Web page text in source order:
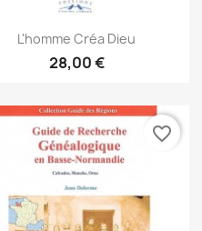
Anteprima
L'homme Créa Dieu
28,00 €
favorite_border